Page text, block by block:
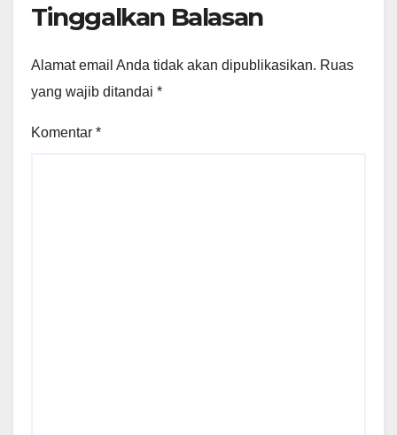
Tinggalkan Balasan
Alamat email Anda tidak akan dipublikasikan. Ruas
yang wajib ditandai *
Komentar *